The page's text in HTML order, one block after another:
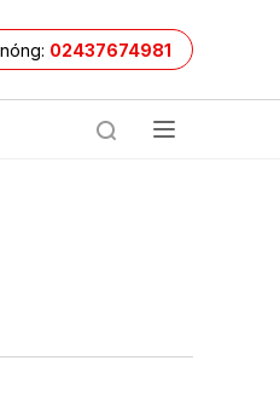
02437674981